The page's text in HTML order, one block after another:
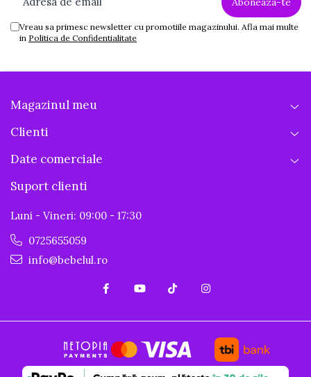
Vreau sa primesc newsletter cu promotiile magazinului. Afla mai multe
in Politica de Confidentialitate
Magazinul meu
Clienti
Date comerciale
Suport clienti
Luni - Vineri: 09:00 - 17:30
0725655059
info@bebelul.ro